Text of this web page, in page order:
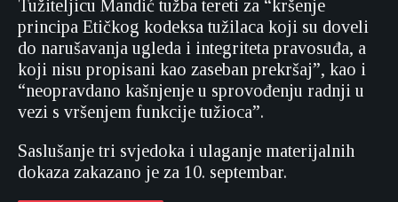
Tužiteljicu Mandić tužba tereti za “kršenje
principa Etičkog kodeksa tužilaca koji su doveli
do narušavanja ugleda i integriteta pravosuđa, a
koji nisu propisani kao zaseban prekršaj”, kao i
“neopravdano kašnjenje u sprovođenju radnji u
vezi s vršenjem funkcije tužioca”.
Saslušanje tri svjedoka i ulaganje materijalnih
dokaza zakazano je za 10. septembar.